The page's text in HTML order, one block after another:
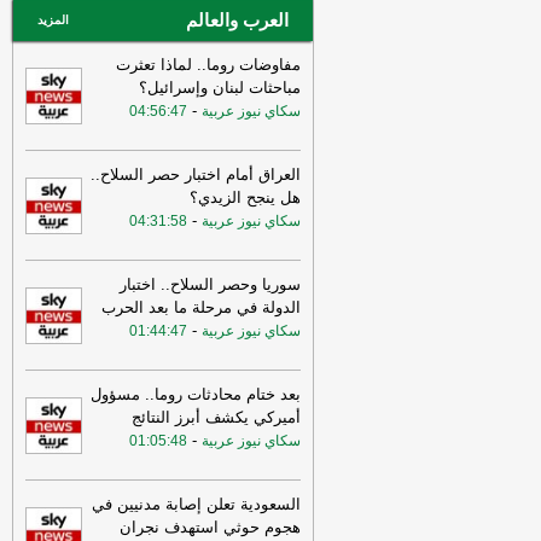
العرب والعالم المزيد
مفاوضات روما.. لماذا تعثرت
مباحثات لبنان وإسرائيل؟
سكاي نيوز عربية -
04:56:47
العراق أمام اختبار حصر السلاح..
هل ينجح الزيدي؟
سكاي نيوز عربية -
04:31:58
سوريا وحصر السلاح.. اختبار
الدولة في مرحلة ما بعد الحرب
سكاي نيوز عربية -
01:44:47
بعد ختام محادثات روما.. مسؤول
أميركي يكشف أبرز النتائج
سكاي نيوز عربية -
01:05:48
السعودية تعلن إصابة مدنيين في
هجوم حوثي استهدف نجران